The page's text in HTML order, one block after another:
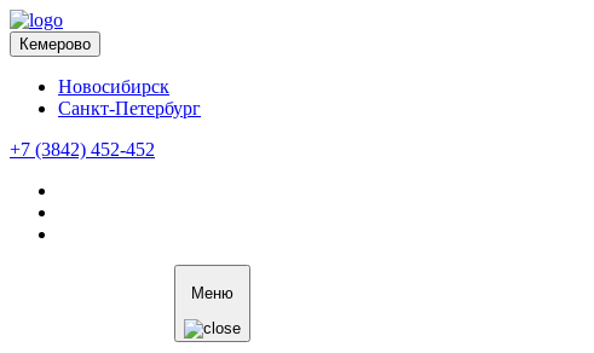
Кемерово
Новосибирск
Санкт-Петербург
+7 (3842) 452-452
Меню